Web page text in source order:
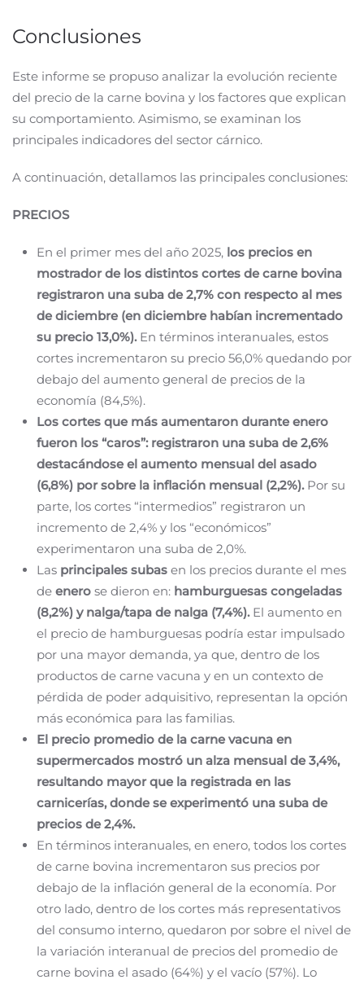
Conclusiones
Este informe se propuso analizar la evolución reciente
del precio de la carne bovina y los factores que explican
su comportamiento. Asimismo, se examinan los
principales indicadores del sector cárnico.
A continuación, detallamos las principales conclusiones:
PRECIOS
En el primer mes del año 2025, los precios en
mostrador de los distintos cortes de carne bovina
registraron una suba de 2,7% con respecto al mes
de diciembre (en diciembre habían incrementado
su precio 13,0%).En términos interanuales, estos
cortes incrementaron su precio 56,0% quedando por
debajo del aumento general de precios de la
economía (84,5%).
Los cortes que más aumentaron durante enero
fueron los “caros”: registraron una suba de 2,6%
destacándose el aumento mensual del asado
(6,8%) por sobre la inflación mensual (2,2%). Por su
parte, los cortes “intermedios” registraron un
incremento de 2,4% y los “económicos”
experimentaron una suba de 2,0%.
Las principales subas en los precios durante el mes
de enero se dieron en: hamburguesas congeladas
(8,2%) y nalga/tapa de nalga (7,4%).El aumento en
el precio de hamburguesas podría estar impulsado
por una mayor demanda, ya que, dentro de los
productos de carne vacuna y en un contexto de
pérdida de poder adquisitivo, representan la opción
más económica para las familias.
El precio promedio de la carne vacuna en
supermercados mostró un alza mensual de 3,4%,
resultando mayor que la registrada en las
carnicerías, donde se experimentó una suba de
precios de 2,4%.
En términos interanuales, en enero, todos los cortes
de carne bovina incrementaron sus precios por
debajo de la inflación general de la economía. Por
otro lado, dentro de los cortes más representativos
del consumo interno, quedaron por sobre el nivel de
la variación interanual de precios del promedio de
carne bovina el asado (64%) y el vacío (57%). Lo